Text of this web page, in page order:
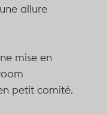
allure
mise en
petit comité.